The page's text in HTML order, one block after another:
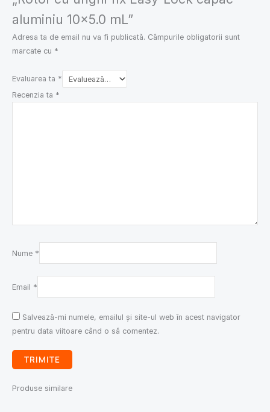
aluminiu 10×5.0 mL”
Adresa ta de email nu va fi publicată. Câmpurile obligatorii sunt
marcate cu *
Evaluarea ta *
Recenzia ta *
Nume *
Email *
Salvează-mi numele, emailul și site-ul web în acest navigator
pentru data viitoare când o să comentez.
Produse similare